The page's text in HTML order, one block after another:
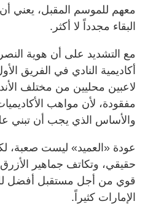
معهم للموسم المقبل، يعني
البقاء مجدداً لا أكثر.
مع التشديد على أن هوية
أكاديمية النادي في الفريق
لاعبين محليين من مختلف
مفقودة، لأن مواهب
والأساس الذي يجب أن تبني
عودة «العميد» ليست صعبة،
حقيقي، وتكاتف جماهير
قوي من أجل مستقبل أفضل
الإمارات كثيراً.